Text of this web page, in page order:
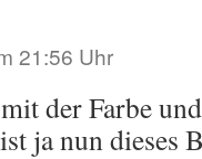
21:56 Uhr
der Farbe
ja nun dieses